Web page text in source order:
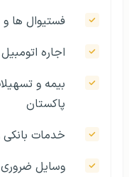
فستیوال ها
اجاره
بیمه و
پاکستان
خدمات بانکی
وسایل ضروری